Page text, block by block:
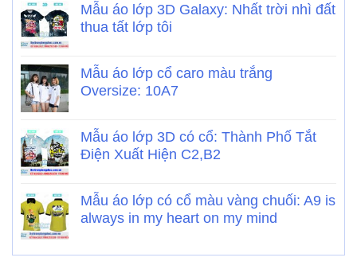
Mẫu áo lớp 3D Galaxy: Nhất trời nhì đất
thua tất lớp tôi
Mẫu áo lớp cổ caro màu trắng
Oversize: 10A7
Mẫu áo lớp 3D có cổ: Thành Phố Tắt
Điện Xuất Hiện C2,B2
Mẫu áo lớp có cổ màu vàng chuối: A9 is
always in my heart on my mind